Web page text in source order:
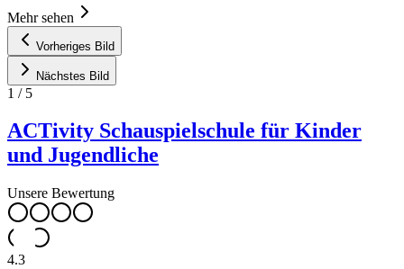
Mehr sehen
Vorheriges Bild
Nächstes Bild
1 / 5
ACTivity Schauspielschule für Kinder
und Jugendliche
Unsere Bewertung
4.3